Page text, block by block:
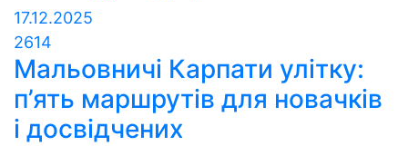
17.12.2025
2614
Мальовничі Карпати улітку:
п’ять маршрутів для новачків
і досвідчених